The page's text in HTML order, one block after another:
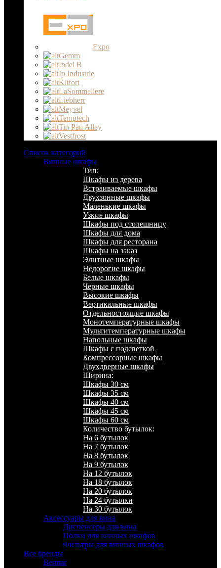
Expo
Gemm
Indel B
Ip Industrie
Kitfort
LaSommeliere
Liebherr
Meyvel
Temptech
Tin Pan Alley
Vestfrost
Список категорий
Винные шкафы
Тип:
Шкафы из дерева
Встраиваемые шкафы
Двухзонные шкафы
Маленькие шкафы
Узкие шкафы
Шкафы под столешницу
Шкафы для дома
Шкафы для ресторана
Шкафы на заказ
Элитные шкафы
Недорогие шкафы
Белые шкафы
Черные шкафы
Высокие шкафы
Вертикальные шкафы
Отдельностоящие шкафы
Монотемпературные шкафы
Мультитемпературные шкафы
Напольные шкафы
Шкафы с подсветкой
Компрессорные шкафы
Двухдверные шкафы
Ширина:
Шкафы 30 см
Шкафы 35 см
Шкафы 40 см
Шкафы 45 см
Шкафы 60 см
Количество бутылок:
На 6 бутылок
На 7 бутылок
На 8 бутылок
На 9 бутылок
На 12 бутылок
На 18 бутылок
На 20 бутылок
На 24 бутылки
На 30 бутылок
Аксессуары для вина
Диспенсеры для вина
Полки для винных шкафов
Фильтры для винных шкафов
Все бренды
Bermar